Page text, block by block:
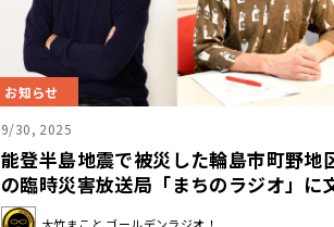
お知らせ
9/30, 2025
能登半島地震で被災した輪島市町野地
の臨時災害放送局「まちのラジオ」に
化放送の2番組を無償提供
大竹まこと ゴールデンラジオ！